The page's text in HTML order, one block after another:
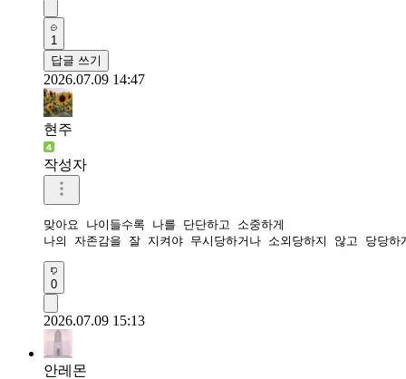
1
답글 쓰기
2026.07.09 14:47
현주
작성자
맞아요 나이들수록 나를 단단하고 소중하게
나의 자존감을 잘 지켜야 무시당하거나 소외당하지 않고 당당하
0
2026.07.09 15:13
안레몬